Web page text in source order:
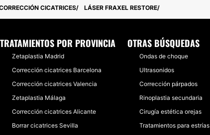
CICATRICES LÁSER FRAXEL RESTORE
TRATAMIENTOS POR PROVINCIA
Zetaplastia Madrid
Corrección cicatrices Barcelona
Corrección cicatrices Valencia
Zetaplastia Málaga
Corrección cicatrices Alicante
Borrar cicatrices Sevilla
OTRAS BÚSQUEDAS
Ondas de choque
Ultrasonidos
Corrección párpados
Rinoplastia secundaria
Cirugía estética orejas
Tratamientos para estrías